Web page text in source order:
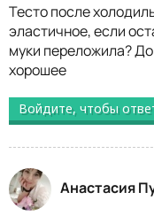
Тесто после
эластичное, если
муки переложила?
хорошее
Войдите, чтобы
Анастасия